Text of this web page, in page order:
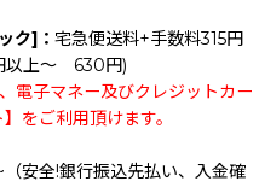
ク]： 宅急便送料+手数料315円
以上～ 630円)
電子マネー及びクレジットカー
をご利用頂けます。
（安全!銀行振込先払い、入金確